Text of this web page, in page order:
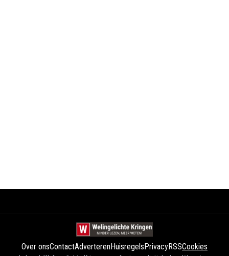
Over onsContactAdverterenHuisregelsPrivacyRSSCookies